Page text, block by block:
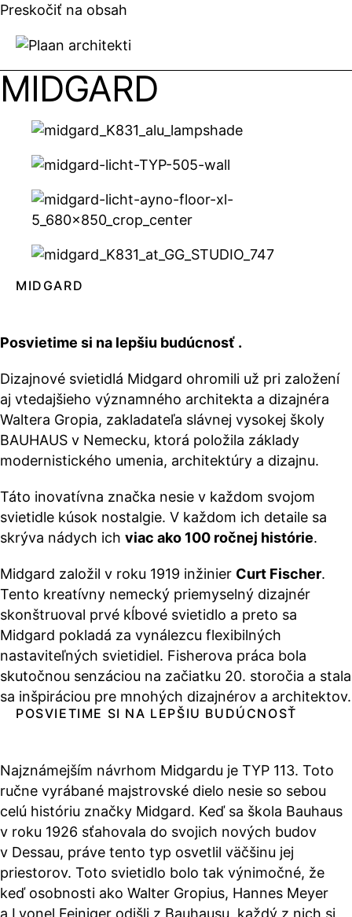
Preskočiť na obsah
MIDGARD
MIDGARD
Posvietime si na lepšiu budúcnosť .
Dizajnové svietidlá Midgard ohromili už pri založení
aj vtedajšieho významného architekta a dizajnéra
Waltera Gropia, zakladateľa slávnej vysokej školy
BAUHAUS v Nemecku, ktorá položila základy
modernistického umenia, architektúry a dizajnu.
Táto inovatívna značka nesie v každom svojom
svietidle kúsok nostalgie. V každom ich detaile sa
skrýva nádych ich viac ako 100 ročnej histórie.
Midgard založil v roku 1919 inžinier Curt Fischer.
Tento kreatívny nemecký priemyselný dizajnér
skonštruoval prvé kĺbové svietidlo a preto sa
Midgard pokladá za vynálezcu flexibilných
nastaviteľných svietidiel. Fisherova práca bola
skutočnou senzáciou na začiatku 20. storočia a stala
sa inšpiráciou pre mnohých dizajnérov a architektov.
POSVIETIME SI NA LEPŠIU BUDÚCNOSŤ
Najznámejším návrhom Midgardu je TYP 113. Toto
ručne vyrábané majstrovské dielo nesie so sebou
celú históriu značky Midgard. Keď sa škola Bauhaus
v roku 1926 sťahovala do svojich nových budov
v Dessau, práve tento typ osvetlil väčšinu jej
priestorov. Toto svietidlo bolo tak výnimočné, že
keď osobnosti ako Walter Gropius, Hannes Meyer
a Lyonel Feiniger odišli z Bauhausu, každý z nich si